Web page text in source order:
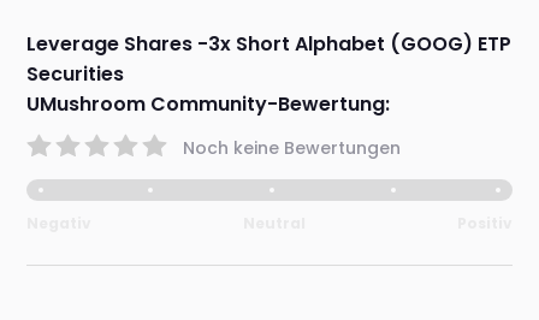
Leverage Shares -3x Short Alphabet (GOOG) ETP
Securities
UMushroom Community-Bewertung:
Noch keine Bewertungen